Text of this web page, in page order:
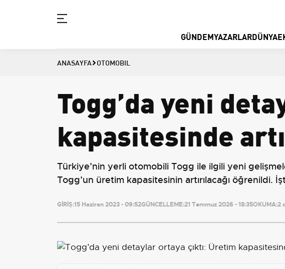
GÜNDEMYAZARLARDÜNYA
ANASAYFA OTOMOBIL
Togg’da yeni
kapasitesinde
Türkiye’nin yerli otomobili Togg ile ilgili yeni
Togg’un üretim kapasitesinin artırılacağı öğrenildi.
GİRİŞ:15 Haziran 2023 - 09:52GÜNCELLEME:21 Temmuz 2026 - 18:35OKUMA:2